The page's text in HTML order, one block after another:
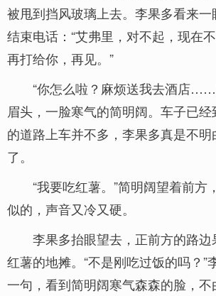
被甩到挡风玻璃上去。李果多看来
结束电话：“艾弗里，对不起，现在
再打给你，再见。”
“你怎么啦？麻烦送我去酒店
眉头，一脸寒气的简明阔。车子已
的道路上车并不多，李果多真是不
了。
“我要吃红薯。”简明阔望着前方
似的，声音又冷又硬。
李果多抬眼望去，正前方的路
红薯的地摊。“不是刚吃过饭的吗？”
一句，看到简明阔寒气森森的脸，不